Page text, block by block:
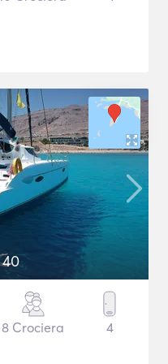
8 Crociera 4